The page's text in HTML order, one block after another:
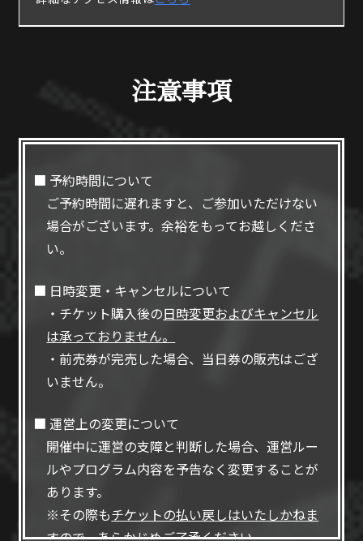
注意事項
■ 予約時間について
ご予約時間に遅れますと、ご参加いただけない
場合がございます。余裕をもってお越しくださ
い。
■ 日時変更・キャンセルについて
・チケット購入後の日時変更およびキャンセル
は承っておりません。
・前売券が完売した場合、当日券の販売はござ
いません。
■ 運営上の変更について
開催中に運営の支障と判断した場合、運営ルー
ルやプログラム内容を予告なく変更することが
あります。
※その際もチケットの払い戻しはいたしかねま